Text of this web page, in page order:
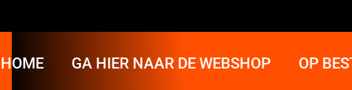
HOME GA HIER NAAR DE WEBSHOP OP